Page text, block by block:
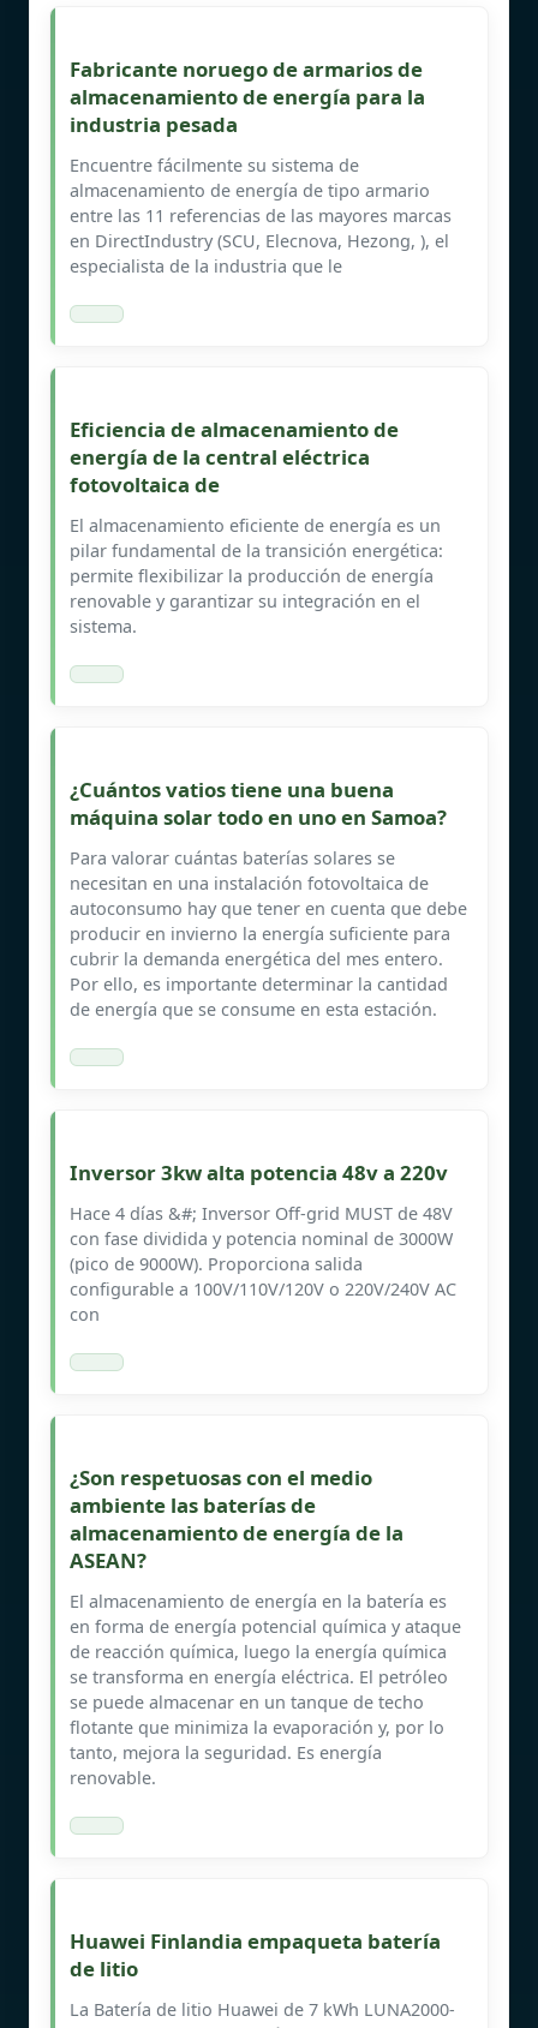
Fabricante noruego de armarios de
almacenamiento de energía para la
industria pesada
Encuentre fácilmente su sistema de
almacenamiento de energía de tipo armario
entre las 11 referencias de las mayores marcas
en DirectIndustry (SCU, Elecnova, Hezong, ), el
especialista de la industria que le
Eficiencia de almacenamiento de
energía de la central eléctrica
fotovoltaica de
El almacenamiento eficiente de energía es un
pilar fundamental de la transición energética:
permite flexibilizar la producción de energía
renovable y garantizar su integración en el
sistema.
¿Cuántos vatios tiene una buena
máquina solar todo en uno en Samoa?
Para valorar cuántas baterías solares se
necesitan en una instalación fotovoltaica de
autoconsumo hay que tener en cuenta que debe
producir en invierno la energía suficiente para
cubrir la demanda energética del mes entero.
Por ello, es importante determinar la cantidad
de energía que se consume en esta estación.
Inversor 3kw alta potencia 48v a 220v
Hace 4 días &#; Inversor Off-grid MUST de 48V
con fase dividida y potencia nominal de 3000W
(pico de 9000W). Proporciona salida
configurable a 100V/110V/120V o 220V/240V AC
con
¿Son respetuosas con el medio
ambiente las baterías de
almacenamiento de energía de la
ASEAN?
El almacenamiento de energía en la batería es
en forma de energía potencial química y ataque
de reacción química, luego la energía química
se transforma en energía eléctrica. El petróleo
se puede almacenar en un tanque de techo
flotante que minimiza la evaporación y, por lo
tanto, mejora la seguridad. Es energía
renovable.
Huawei Finlandia empaqueta batería
de litio
La Batería de litio Huawei de 7 kWh LUNA2000-